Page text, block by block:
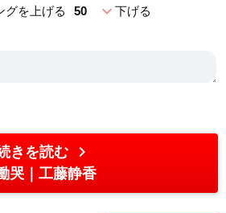
グを上げる 50 expand_more下げる
きを読む chevron_right
哭 工藤静香